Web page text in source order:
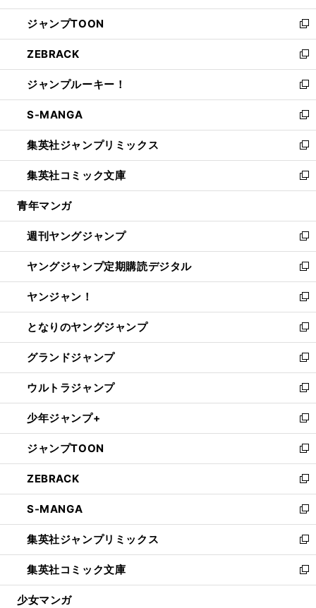
開
く
ウ
で
開
く
ン
ド
ウ
で
開
く
ウ
ィ
ン
ド
ウ
で
開
く
し
い
ウ
ィ
ン
ド
ウ
で
開
く
ジャンプTOON
新
し
い
ウ
ィ
ン
ド
ウ
で
開
く
ZEBRACK
新
し
い
ウ
ィ
ン
ド
ウ
で
開
ジャンプルーキー！
新
し
い
ウ
ィ
ン
ド
ウ
開
く
S-MANGA
新
し
い
ウ
ィ
ン
ウ
で
開
く
集英社ジャンプリミックス
新
し
い
ウ
ン
ド
ウ
で
開
く
集英社コミック文庫
新
し
ウ
ィ
ン
ド
ウ
で
開
く
青年マンガ
週刊ヤングジャンプ
新
し
い
ウ
ィ
ン
ド
ウ
で
開
く
ヤングジャンプ定期購読デジタル
新
し
い
ウ
ィ
ン
ド
ウ
で
開
く
ヤンジャン！
新
し
い
ウ
ィ
ン
ド
ウ
で
開
く
となりのヤングジャンプ
新
し
い
ウ
ィ
ン
ド
ウ
で
開
く
グランドジャンプ
新
し
い
ウ
ィ
ン
ド
ウ
で
開
く
ウルトラジャンプ
新
し
い
ウ
ィ
ン
ド
ウ
で
開
く
少年ジャンプ+
新
し
い
ウ
ィ
ン
ド
ウ
で
開
く
ジャンプTOON
新
し
い
ウ
ィ
ン
ド
ウ
で
開
ZEBRACK
新
し
い
ウ
ィ
ン
ド
ウ
S-MANGA
新
し
い
ウ
ィ
ン
集英社ジャンプリミックス
新
し
い
ウ
集英社コミック文庫
新
し
少女マンガ